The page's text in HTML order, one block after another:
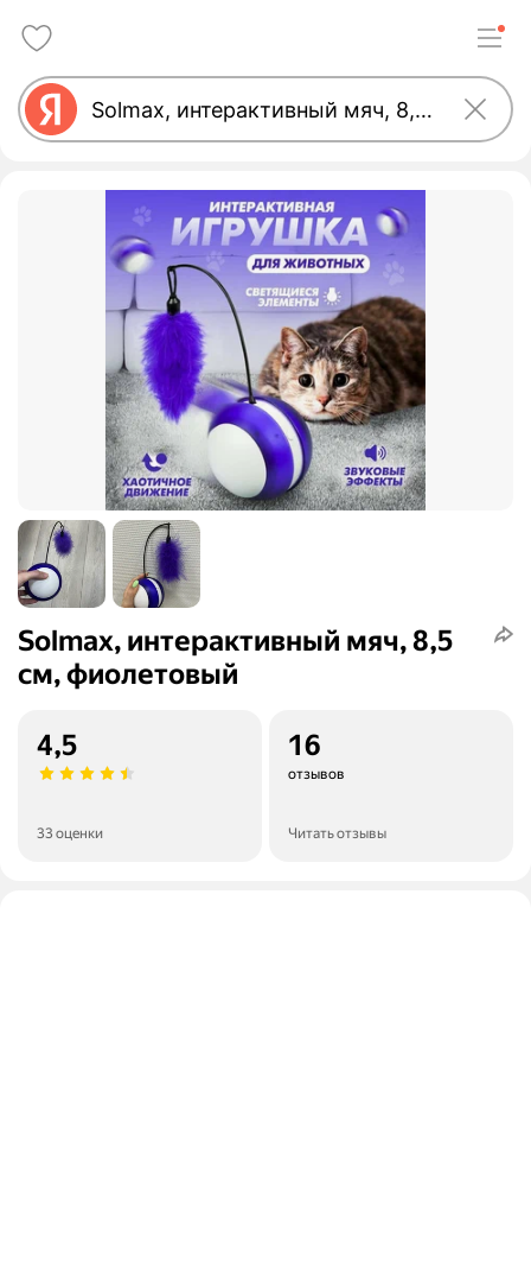
Solmax, интерактивный мяч, 8,5
см, фиолетовый
4,5
33 оценки
16
отзывов
Читать отзывы